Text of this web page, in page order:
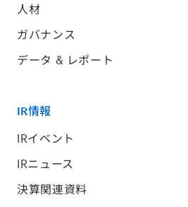
人材
ガバナンス
データ & レポート
IR情報
IRイベント
IRニュース
決算関連資料